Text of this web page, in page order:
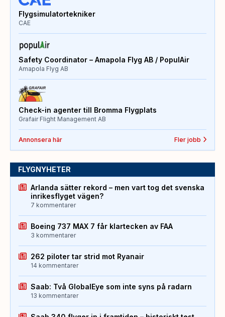
Flygsimulatortekniker
CAE
Safety Coordinator – Amapola Flyg AB / PopulAir
Amapola Flyg AB
Check-in agenter till Bromma Flygplats
Grafair Flight Management AB
Annonsera här Fler jobb
FLYGNYHETER
Arlanda sätter rekord – men vart tog det svenska
inrikesflyget vägen?
7 kommentarer
Boeing 737 MAX 7 får klartecken av FAA
3 kommentarer
262 piloter tar strid mot Ryanair
14 kommentarer
Saab: Två GlobalEye som inte syns på radarn
13 kommentarer